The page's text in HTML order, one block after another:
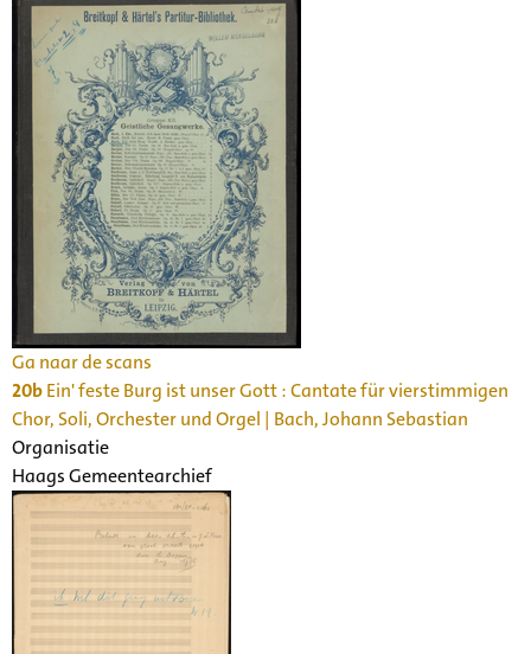
Ga naar de scans
20bEin' feste Burg ist unser Gott : Cantate für vierstimmigen
Chor, Soli, Orchester und Orgel | Bach, Johann Sebastian
Organisatie
Haags Gemeentearchief